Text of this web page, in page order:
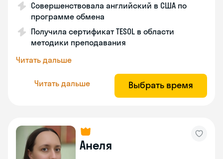
Совершенствовала английский в США по
программе обмена
Получила сертификат TESOL в области
методики преподавания
Читать дальше
Читать дальше Выбрать время
Анеля